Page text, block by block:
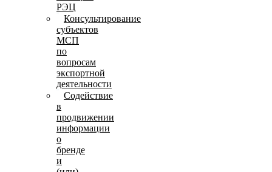
РЭЦ
Консультирование
субъектов
МСП
по
вопросам
экспортной
деятельности
Содействие
в
продвижении
информации
о
бренде
и